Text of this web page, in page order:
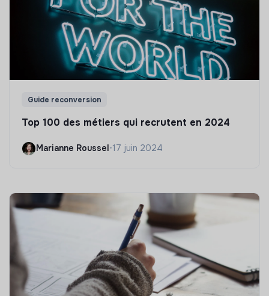
Guide reconversion
Top 100 des métiers qui recrutent en 2024
Marianne Roussel •17 juin 2024